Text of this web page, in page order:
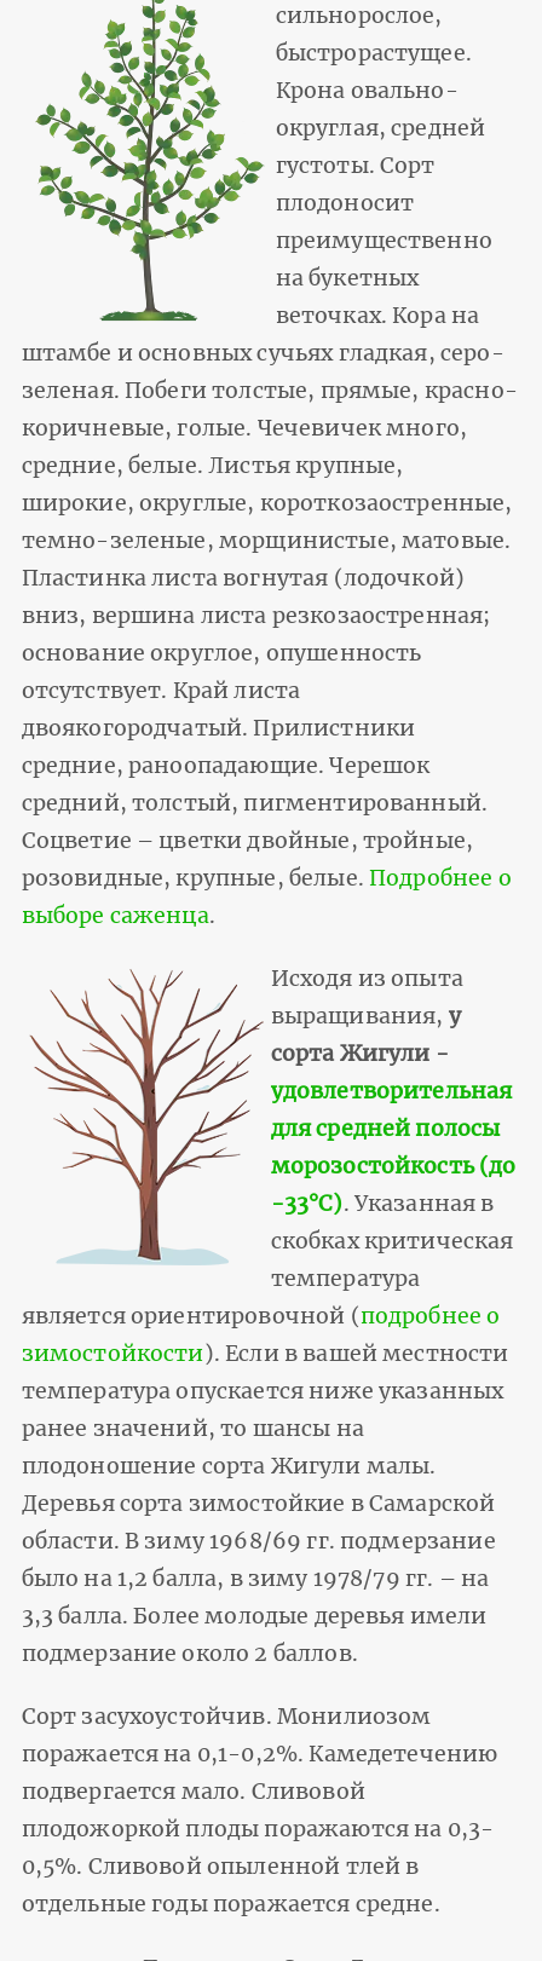
сильнорослое,
быстрорастущее.
Крона овально-
округлая, средней
густоты. Сорт
плодоносит
преимущественно
на букетных
веточках. Кора на
штамбе и основных сучьях гладкая, серо-
зеленая. Побеги толстые, прямые, красно-
коричневые, голые. Чечевичек много,
средние, белые. Листья крупные,
широкие, округлые, короткозаостренные,
темно-зеленые, морщинистые, матовые.
Пластинка листа вогнутая (лодочкой)
вниз, вершина листа резкозаостренная;
основание округлое, опушенность
отсутствует. Край листа
двоякогородчатый. Прилистники
средние, раноопадающие. Черешок
средний, толстый, пигментированный.
Соцветие – цветки двойные, тройные,
розовидные, крупные, белые. Подробнее о
выборе саженца.
Исходя из опыта
выращивания, у
сорта Жигули -
удовлетворительная
для средней полосы
морозостойкость (до
-33°С). Указанная в
скобках критическая
температура
является ориентировочной (подробнее о
зимостойкости). Если в вашей местности
температура опускается ниже указанных
ранее значений, то шансы на
плодоношение сорта Жигули малы.
Деревья сорта зимостойкие в Самарской
области. В зиму 1968/69 гг. подмерзание
было на 1,2 балла, в зиму 1978/79 гг. – на
3,3 балла. Более молодые деревья имели
подмерзание около 2 баллов.
Сорт засухоустойчив. Монилиозом
поражается на 0,1-0,2%. Камедетечению
подвергается мало. Сливовой
плодожоркой плоды поражаются на 0,3-
0,5%. Сливовой опыленной тлей в
отдельные годы поражается средне.